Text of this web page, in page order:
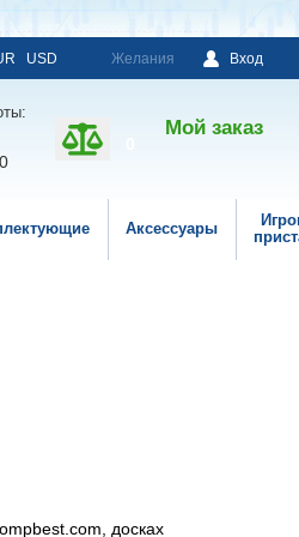
USD Желания Вход
Мой заказ
Аксессуары
досках